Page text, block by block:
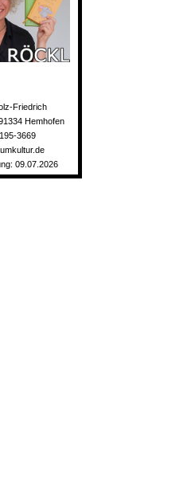
Friedrich
Hemhofen
3669
09.07.2026